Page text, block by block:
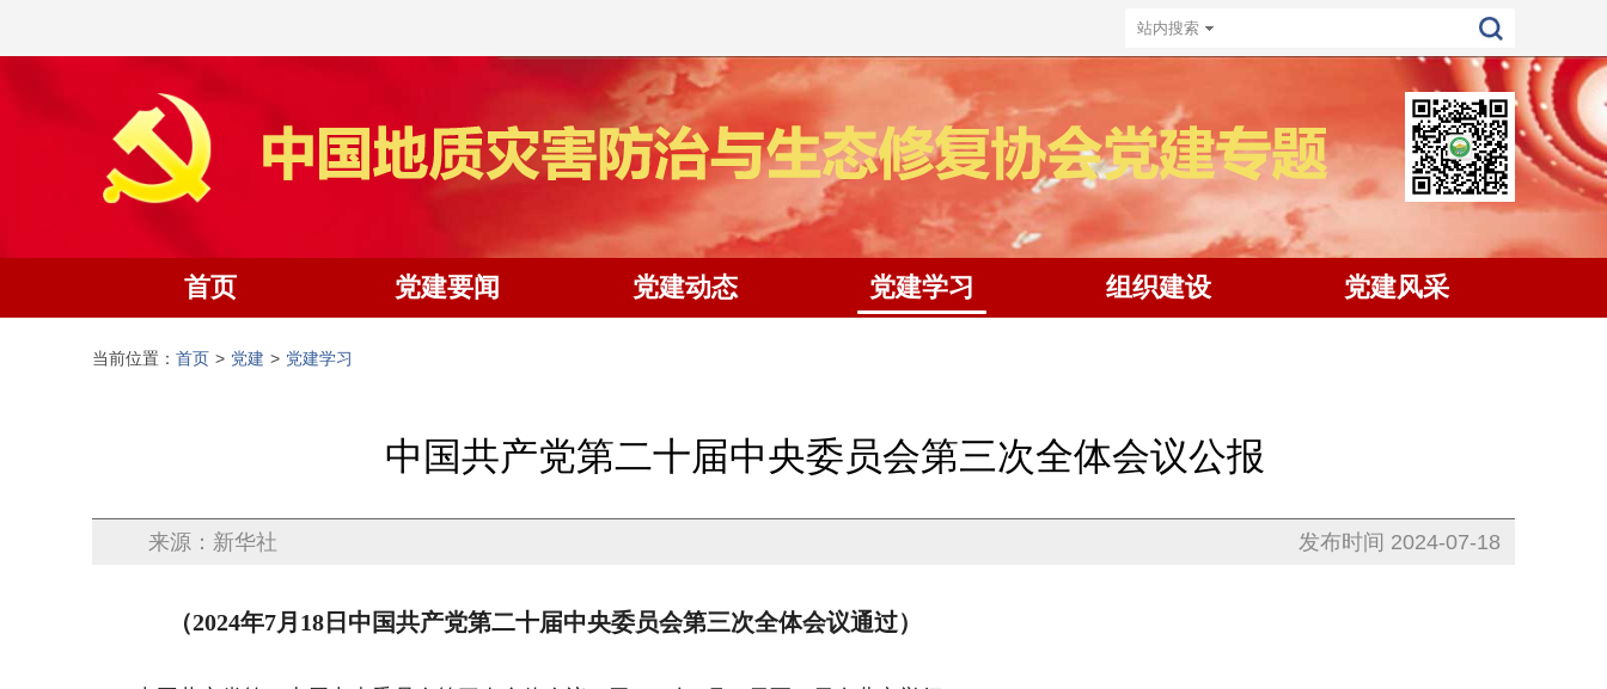
首页 党建要闻 党建动态 党建学习 组织建设 党建风采
当前位置： 首页 > 党建 > 党建学习
中国共产党第二十届中央委员会第三次全体会议公报
来源：新华社 发布时间 2024-07-18
（2024年7月18日中国共产党第二十届中央委员会第三次全体会议通过）